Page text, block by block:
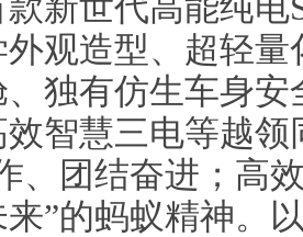
观造型、超轻
独有仿生车身
智慧三电等越
、团结奋进；高
”的蚂蚁精神。